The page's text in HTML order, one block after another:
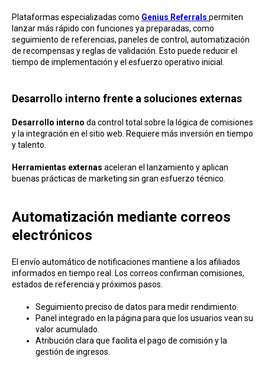
Plataformas especializadas como Genius Referrals permiten
lanzar más rápido con funciones ya preparadas, como
seguimiento de referencias, paneles de control, automatización
de recompensas y reglas de validación. Esto puede reducir el
tiempo de implementación y el esfuerzo operativo inicial.
Desarrollo interno frente a soluciones externas
Desarrollo interno da control total sobre la lógica de comisiones
y la integración en el sitio web. Requiere más inversión en tiempo
y talento.
Herramientas externas aceleran el lanzamiento y aplican
buenas prácticas de marketing sin gran esfuerzo técnico.
Automatización mediante correos
electrónicos
El envío automático de notificaciones mantiene a los afiliados
informados en tiempo real. Los correos confirman comisiones,
estados de referencia y próximos pasos.
Seguimiento preciso de datos para medir rendimiento.
Panel integrado en la página para que los usuarios vean su
valor acumulado.
Atribución clara que facilita el pago de comisión y la
gestión de ingresos.